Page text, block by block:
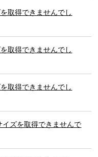
取得できませんでし
取得できませんでし
取得できませんでし
ズを取得できませんで